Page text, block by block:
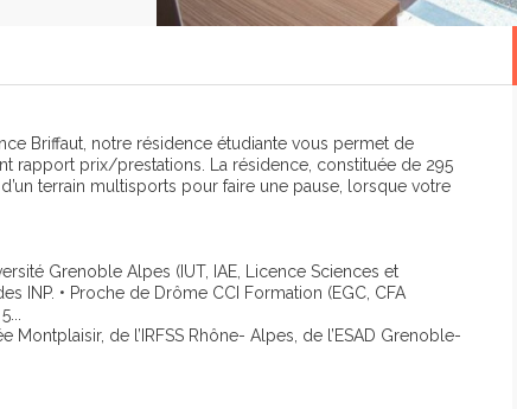
Briffaut, notre résidence étudiante vous permet de
rapport prix/prestations. La résidence, constituée de 295
terrain multisports pour faire une pause, lorsque votre
Grenoble Alpes (IUT, IAE, Licence Sciences et
INP. • Proche de Drôme CCI Formation (EGC, CFA
de l’IRFSS Rhône- Alpes, de l’ESAD Grenoble-